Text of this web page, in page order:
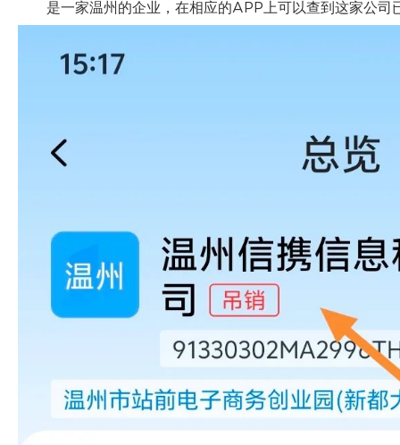
是一家温州的企业，在相应的APP上可以查到这家公司